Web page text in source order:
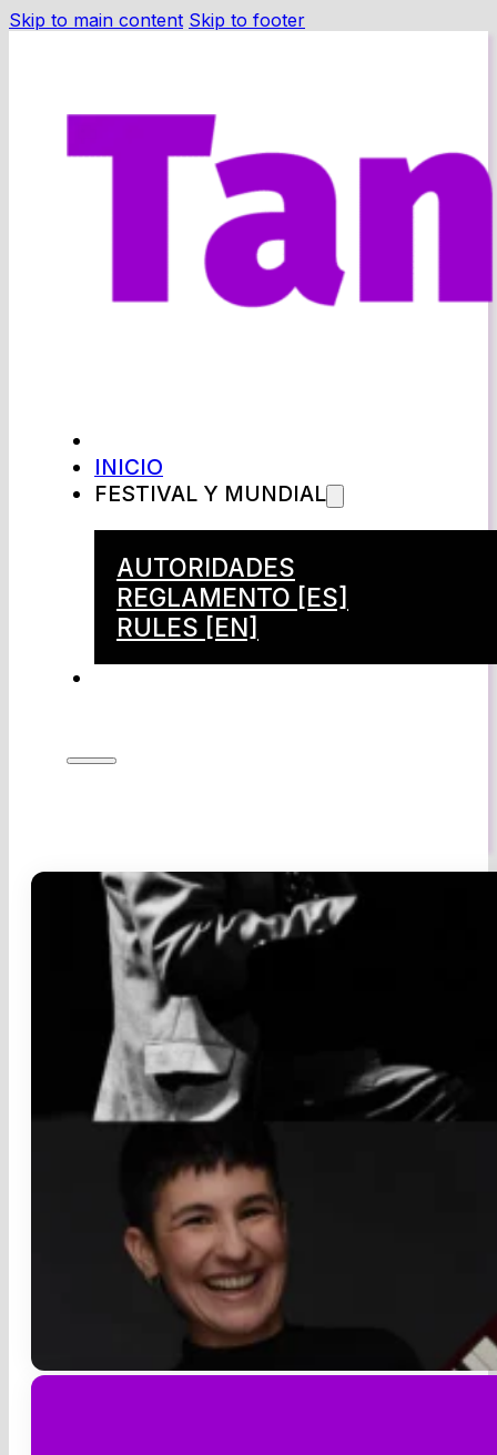
Skip to main content Skip to footer
INICIO
FESTIVAL Y MUNDIAL
AUTORIDADES
REGLAMENTO [ES]
RULES [EN]